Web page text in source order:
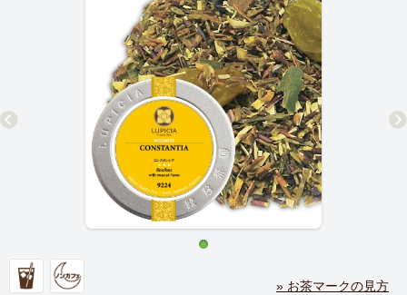
» お茶マークの見方